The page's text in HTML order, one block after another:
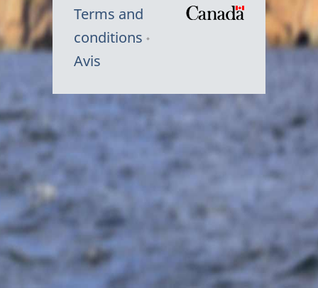
Terms and
conditions
Avis
Symbole
Canada